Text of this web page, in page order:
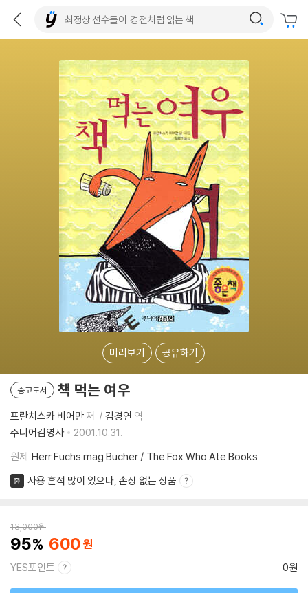
미리보기 공유하기
중고도서 책 먹는 여우
프란치스카 비어만저 김경연 역
주니어김영사
2001.10.31.
원제 Herr Fuchs mag Bucher / The Fox Who Ate Books
중 사용 흔적 많이 있으나, 손상 없는 상품
13,000원
95 600
YES포인트 0원